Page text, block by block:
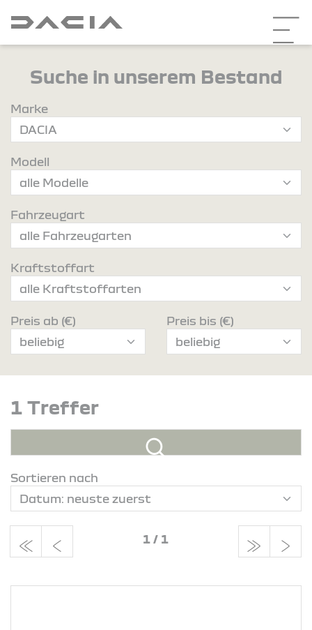
Suche in unserem Bestand
Marke
Modell
Fahrzeugart
Kraftstoffart
Preis ab (€) Preis bis (€)
1 Treffer
Sortieren nach
1 / 1